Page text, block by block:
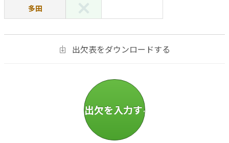
多田
出欠表をダウンロードする